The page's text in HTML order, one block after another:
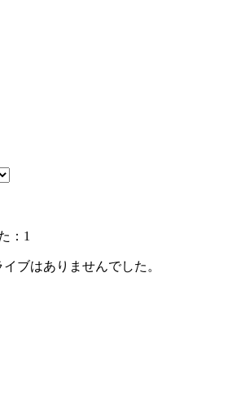
： 1
ブはありませんでした。